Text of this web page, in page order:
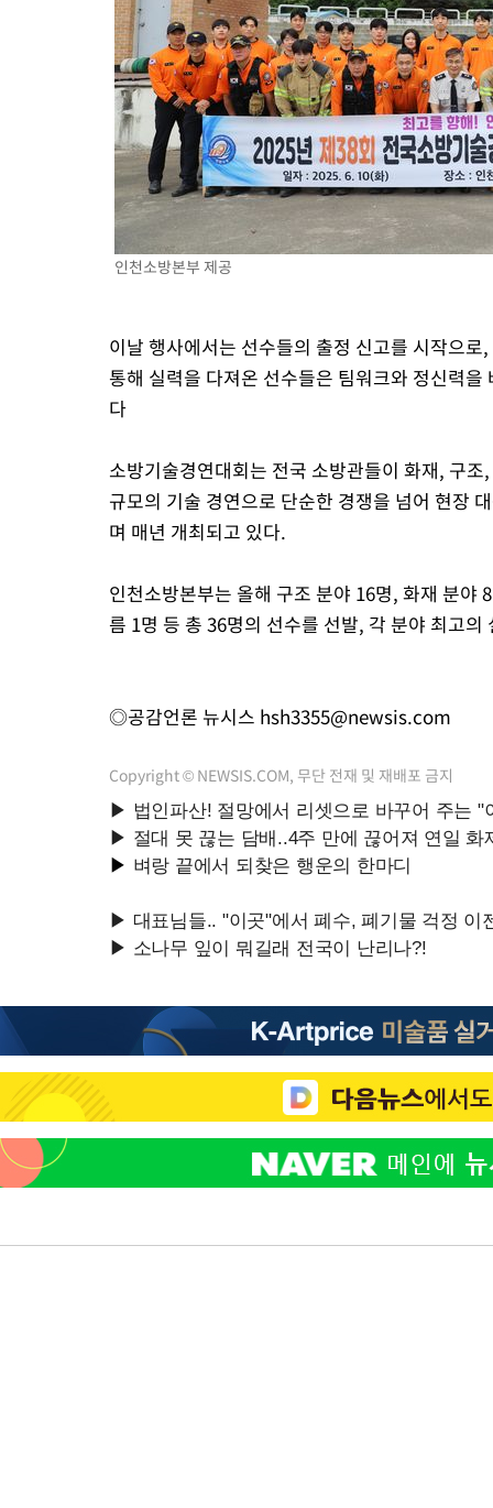
인천소방본부 제공
이날 행사에서는 선수들의 출정 신고를 시작으
통해 실력을 다져온 선수들은 팀워크와 정신력
다
소방기술경연대회는 전국 소방관들이 화재, 구
규모의 기술 경연으로 단순한 경쟁을 넘어 현장
며 매년 개최되고 있다.
인천소방본부는 올해 구조 분야 16명, 화재 분야
름 1명 등 총 36명의 선수를 선발, 각 분야 최고
◎공감언론 뉴시스 hsh3355@newsis.com
Copyright © NEWSIS.COM, 무단 전재 및 재배포 금지